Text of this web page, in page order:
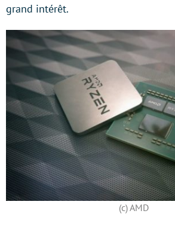
grand intérêt.
(c) AMD